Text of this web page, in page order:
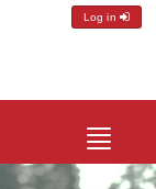
Log in
Toggle